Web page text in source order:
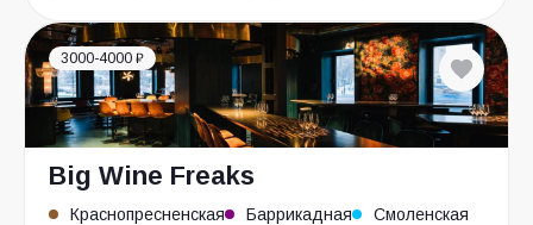
3000-4000 ₽
Big Wine Freaks
Краснопресненская Баррикадная Смоленская